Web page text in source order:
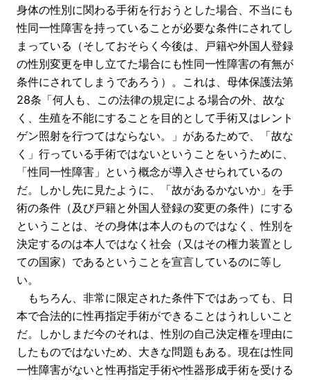
身体の性別に関わる手術を行おうとした場合、不当にも
性同一性障害を持っていることが必要な条件にされてし
まっている（そしておそらく今後は、戸籍や外国人登録
の性別変更を申し立てた場合にも性同一性障害の有無が
条件にされてしまうであろう）。これは、母体保護法第
28条「何人も、この法律の規定による場合の外、故な
く、生殖を不能にすることを目的として手術又はレント
ゲン照射を行つてはならない。」があるためで、「故な
く」行っている手術ではないということをいうために、
「性同一性障害」という概念が導入させられているの
だ。しかし先に見たように、「故があるかないか」を手
術の条件（及び戸籍と外国人登録の変更の条件）にする
ということは、その身体は本人のものではなく、性別を
決定するのは本人ではなく社会（又はその権力装置とし
ての国家）であるということを宣言しているのに等し
い。
もちろん、非常に限定された条件下ではあっても、日
本で合法的に性再指定手術ができることはうれしいこと
だ。しかしまだ今のそれは、性別の自己決定権を理由に
したものではないため、大きな問題もある。現在は性同
一性障害がないと性再指定手術や性器形成手術を受ける